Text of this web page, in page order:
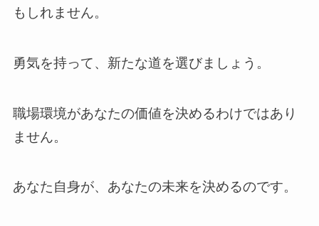
もしれません。
勇気を持って、新たな道を選びましょう。
職場環境があなたの価値を決めるわけではあり
ません。
あなた自身が、あなたの未来を決めるのです。